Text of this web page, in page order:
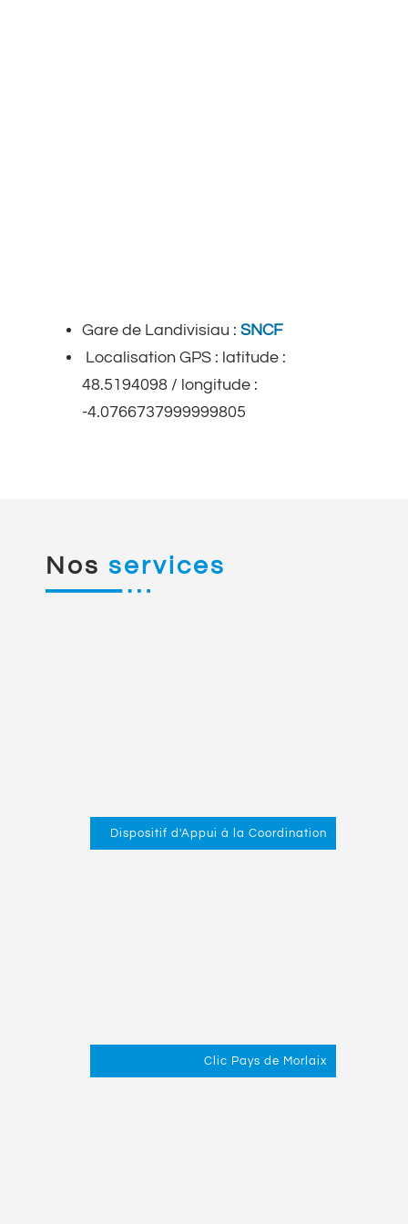
Gare de Landivisiau : SNCF
Localisation GPS : latitude :
48.5194098 / longitude :
-4.0766737999999805
Nos services
Dispositif d'Appui à la Coordination
Clic Pays de Morlaix